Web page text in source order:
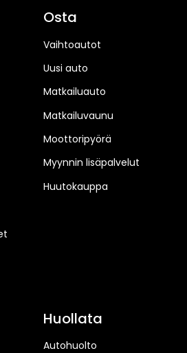
Osta
Vaihtoautot
Uusi auto
Matkailuauto
Matkailuvaunu
Moottoripyörä
Myynnin lisäpalvelut
Huutokauppa
Huollata
Autohuolto